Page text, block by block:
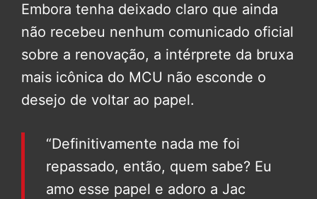
Embora tenha deixado claro que ainda
não recebeu nenhum comunicado oficial
sobre a renovação, a intérprete da bruxa
mais icônica do MCU não esconde o
desejo de voltar ao papel.
“Definitivamente nada me foi
repassado, então, quem sabe? Eu
amo esse papel e adoro a Jac